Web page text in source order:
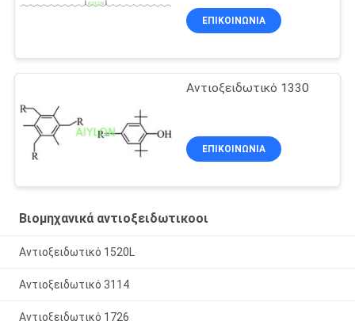
ΕΠΙΚΟΙΝΩΝΙΑ
Αντιοξειδωτικό 1330
ΕΠΙΚΟΙΝΩΝΙΑ
Βιομηχανικά αντιοξειδωτικοοι
Αντιοξειδωτικό 1520L
Αντιοξειδωτικό 3114
Αντιοξειδωτικό 1726